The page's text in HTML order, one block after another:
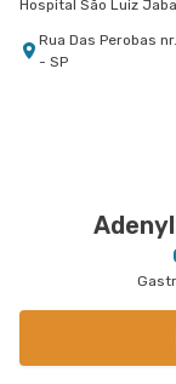
Hospital São Luiz
Rua Das Perobas
- SP
Rua Dona